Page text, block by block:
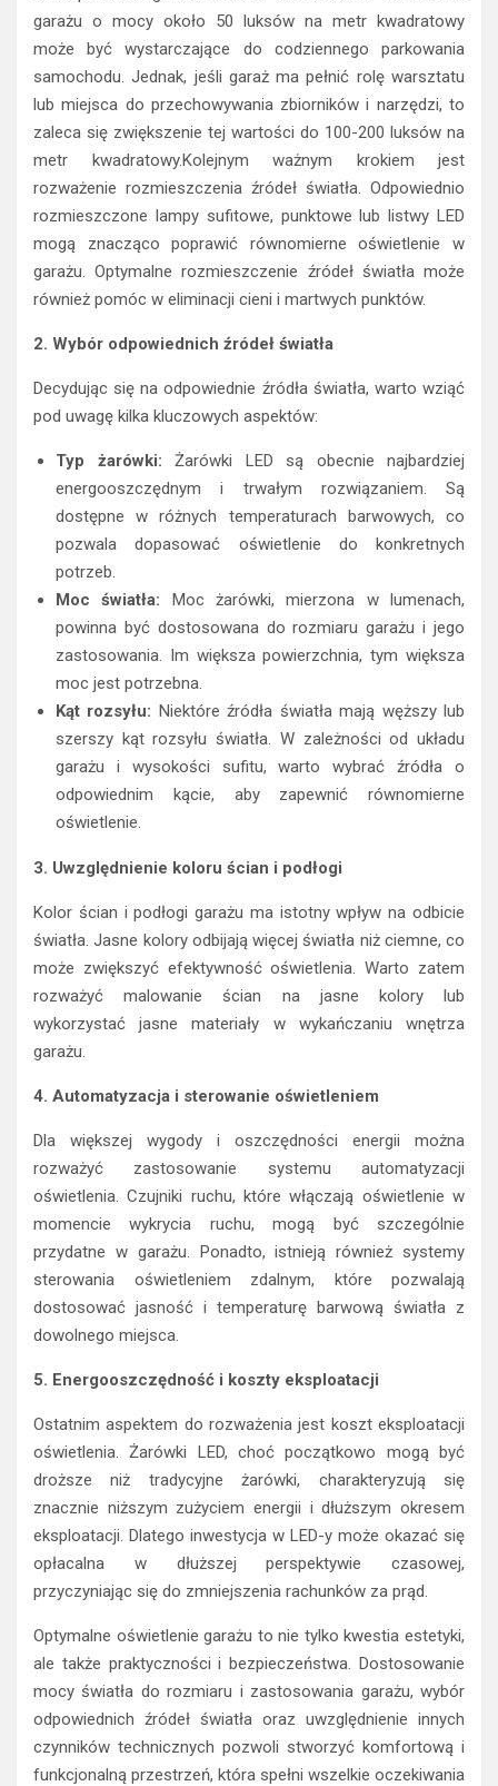
garażu o mocy około 50 luksów na metr kwadratowy
może być wystarczające do codziennego parkowania
samochodu. Jednak, jeśli garaż ma pełnić rolę warsztatu
lub miejsca do przechowywania zbiorników i narzędzi, to
zaleca się zwiększenie tej wartości do 100-200 luksów na
metr kwadratowy.Kolejnym ważnym krokiem jest
rozważenie rozmieszczenia źródeł światła. Odpowiednio
rozmieszczone lampy sufitowe, punktowe lub listwy LED
mogą znacząco poprawić równomierne oświetlenie w
garażu. Optymalne rozmieszczenie źródeł światła może
również pomóc w eliminacji cieni i martwych punktów.
2. Wybór odpowiednich źródeł światła
Decydując się na odpowiednie źródła światła, warto wziąć
pod uwagę kilka kluczowych aspektów:
Typ żarówki: Żarówki LED są obecnie najbardziej
energooszczędnym i trwałym rozwiązaniem. Są
dostępne w różnych temperaturach barwowych, co
pozwala dopasować oświetlenie do konkretnych
potrzeb.
Moc światła: Moc żarówki, mierzona w lumenach,
powinna być dostosowana do rozmiaru garażu i jego
zastosowania. Im większa powierzchnia, tym większa
moc jest potrzebna.
Kąt rozsyłu: Niektóre źródła światła mają węższy lub
szerszy kąt rozsyłu światła. W zależności od układu
garażu i wysokości sufitu, warto wybrać źródła o
odpowiednim kącie, aby zapewnić równomierne
oświetlenie.
3. Uwzględnienie koloru ścian i podłogi
Kolor ścian i podłogi garażu ma istotny wpływ na odbicie
światła. Jasne kolory odbijają więcej światła niż ciemne, co
może zwiększyć efektywność oświetlenia. Warto zatem
rozważyć malowanie ścian na jasne kolory lub
wykorzystać jasne materiały w wykańczaniu wnętrza
garażu.
4. Automatyzacja i sterowanie oświetleniem
Dla większej wygody i oszczędności energii można
rozważyć zastosowanie systemu automatyzacji
oświetlenia. Czujniki ruchu, które włączają oświetlenie w
momencie wykrycia ruchu, mogą być szczególnie
przydatne w garażu. Ponadto, istnieją również systemy
sterowania oświetleniem zdalnym, które pozwalają
dostosować jasność i temperaturę barwową światła z
dowolnego miejsca.
5. Energooszczędność i koszty eksploatacji
Ostatnim aspektem do rozważenia jest koszt eksploatacji
oświetlenia. Żarówki LED, choć początkowo mogą być
droższe niż tradycyjne żarówki, charakteryzują się
znacznie niższym zużyciem energii i dłuższym okresem
eksploatacji. Dlatego inwestycja w LED-y może okazać się
opłacalna w dłuższej perspektywie czasowej,
przyczyniając się do zmniejszenia rachunków za prąd.
Optymalne oświetlenie garażu to nie tylko kwestia estetyki,
ale także praktyczności i bezpieczeństwa. Dostosowanie
mocy światła do rozmiaru i zastosowania garażu, wybór
odpowiednich źródeł światła oraz uwzględnienie innych
czynników technicznych pozwoli stworzyć komfortową i
funkcjonalną przestrzeń, która spełni wszelkie oczekiwania